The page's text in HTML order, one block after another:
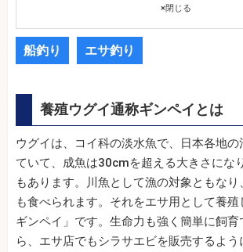
×閉じる
船釣り エサ釣り
養殖ウグイ通称ギンペイとは
ウグイは、コイ科の淡水魚で、日本各地の
ていて、成魚は30cmを超える大きさにな
もあります。川魚として漁の対象ともな
も食べられます。それをエサ用として養
ギンペイ」です。生命力も強く簡単に飼
ら、エサ店でもシラサエビを販売するよう